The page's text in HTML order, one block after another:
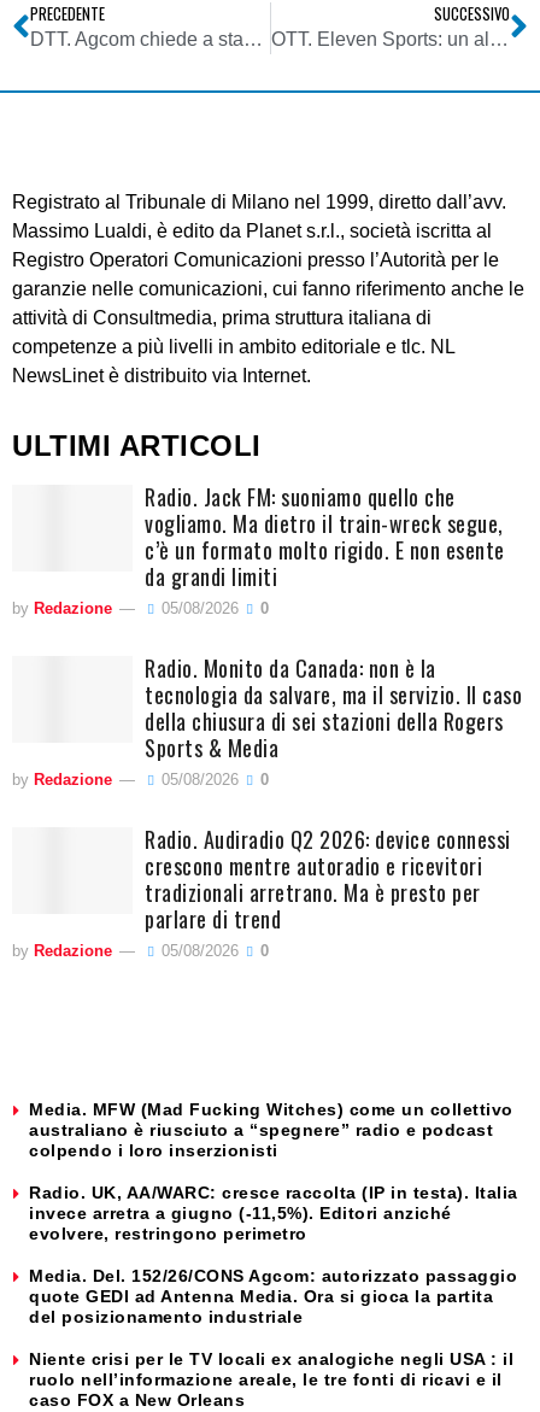
PRECEDENTE
DTT. Agcom chiede a stakeholders contributi su prominence servizi tv e radio di interesse generale e su sistema numerazione dei canali (LCN)
SUCCESSIVO
OTT. Eleven Sports: un altro tassello per Dazn verso il primato nello streaming sportivo
Registrato al Tribunale di Milano nel 1999, diretto dall’avv.
Massimo Lualdi, è edito da Planet s.r.l., società iscritta al
Registro Operatori Comunicazioni presso l’Autorità per le
garanzie nelle comunicazioni, cui fanno riferimento anche le
attività di Consultmedia, prima struttura italiana di
competenze a più livelli in ambito editoriale e tlc. NL
NewsLinet è distribuito via Internet.
ULTIMI ARTICOLI
Radio. Jack FM: suoniamo quello che
vogliamo. Ma dietro il train-wreck segue,
c’è un formato molto rigido. E non esente
da grandi limiti
by Redazione 05/08/2026 0
Radio. Monito da Canada: non è la
tecnologia da salvare, ma il servizio. Il caso
della chiusura di sei stazioni della Rogers
Sports & Media
by Redazione 05/08/2026 0
Radio. Audiradio Q2 2026: device connessi
crescono mentre autoradio e ricevitori
tradizionali arretrano. Ma è presto per
parlare di trend
by Redazione 05/08/2026 0
Media. MFW (Mad Fucking Witches) come un collettivo
australiano è riusciuto a “spegnere” radio e podcast
colpendo i loro inserzionisti
Radio. UK, AA/WARC: cresce raccolta (IP in testa). Italia
invece arretra a giugno (-11,5%). Editori anziché
evolvere, restringono perimetro
Media. Del. 152/26/CONS Agcom: autorizzato passaggio
quote GEDI ad Antenna Media. Ora si gioca la partita
del posizionamento industriale
Niente crisi per le TV locali ex analogiche negli USA : il
ruolo nell’informazione areale, le tre fonti di ricavi e il
caso FOX a New Orleans